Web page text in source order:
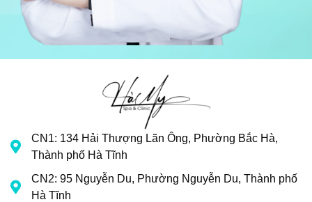
CN1: 134 Hải Thượng Lãn Ông, Phường Bắc Hà,
Thành phố Hà Tĩnh
CN2: 95 Nguyễn Du, Phường Nguyễn Du, Thành phố
Hà Tĩnh